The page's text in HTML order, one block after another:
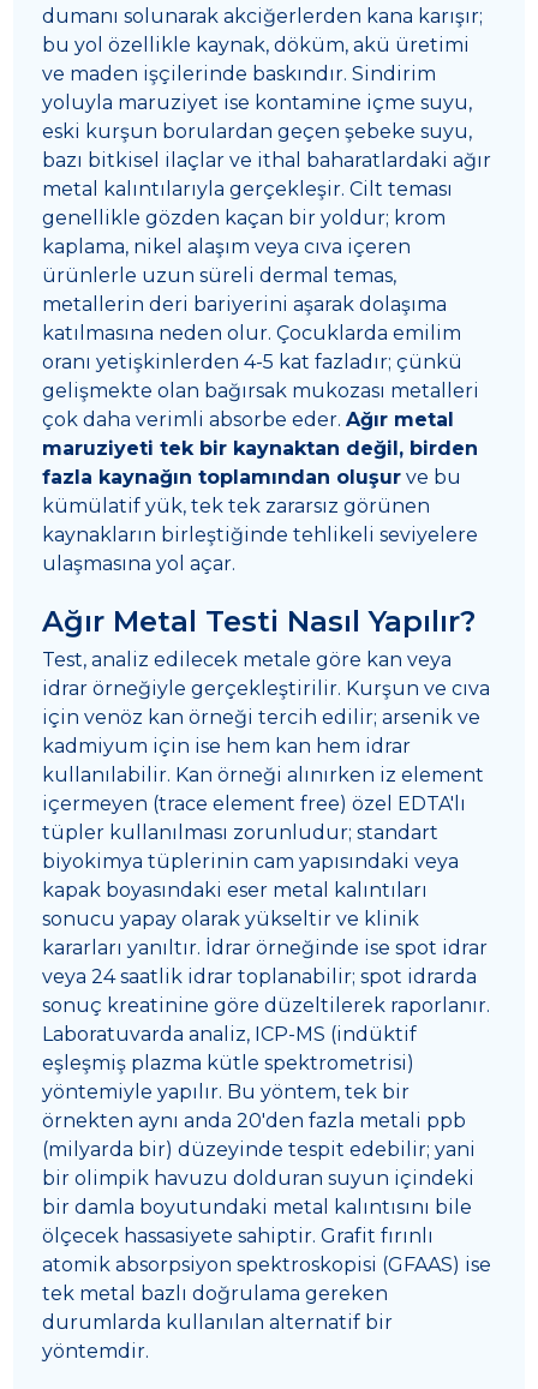
dumanı solunarak akciğerlerden kana karışır;
bu yol özellikle kaynak, döküm, akü üretimi
ve maden işçilerinde baskındır. Sindirim
yoluyla maruziyet ise kontamine içme suyu,
eski kurşun borulardan geçen şebeke suyu,
bazı bitkisel ilaçlar ve ithal baharatlardaki ağır
metal kalıntılarıyla gerçekleşir. Cilt teması
genellikle gözden kaçan bir yoldur; krom
kaplama, nikel alaşım veya cıva içeren
ürünlerle uzun süreli dermal temas,
metallerin deri bariyerini aşarak dolaşıma
katılmasına neden olur. Çocuklarda emilim
oranı yetişkinlerden 4-5 kat fazladır; çünkü
gelişmekte olan bağırsak mukozası metalleri
çok daha verimli absorbe eder.Ağır metal
maruziyeti tek bir kaynaktan değil, birden
fazla kaynağın toplamından oluşur ve bu
kümülatif yük, tek tek zararsız görünen
kaynakların birleştiğinde tehlikeli seviyelere
ulaşmasına yol açar.
Ağır Metal Testi Nasıl Yapılır?
Test, analiz edilecek metale göre kan veya
idrar örneğiyle gerçekleştirilir. Kurşun ve cıva
için venöz kan örneği tercih edilir; arsenik ve
kadmiyum için ise hem kan hem idrar
kullanılabilir. Kan örneği alınırken iz element
içermeyen (trace element free) özel EDTA'lı
tüpler kullanılması zorunludur; standart
biyokimya tüplerinin cam yapısındaki veya
kapak boyasındaki eser metal kalıntıları
sonucu yapay olarak yükseltir ve klinik
kararları yanıltır. İdrar örneğinde ise spot idrar
veya 24 saatlik idrar toplanabilir; spot idrarda
sonuç kreatinine göre düzeltilerek raporlanır.
Laboratuvarda analiz, ICP-MS (indüktif
eşleşmiş plazma kütle spektrometrisi)
yöntemiyle yapılır. Bu yöntem, tek bir
örnekten aynı anda 20'den fazla metali ppb
(milyarda bir) düzeyinde tespit edebilir; yani
bir olimpik havuzu dolduran suyun içindeki
bir damla boyutundaki metal kalıntısını bile
ölçecek hassasiyete sahiptir. Grafit fırınlı
atomik absorpsiyon spektroskopisi (GFAAS) ise
tek metal bazlı doğrulama gereken
durumlarda kullanılan alternatif bir
yöntemdir.